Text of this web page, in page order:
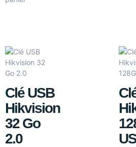
Clé USB
Hikvision
32 Go
2.0